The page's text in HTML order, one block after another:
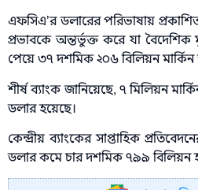
এফসিএ’র ডলারের পরিভাষায়
প্রভাবকে অন্তর্ভুক্ত করে যা বৈদেশিক
পেয়ে ৩৭ দশমিক ২০৬ বিলিয়ন মার্কিন
শীর্ষ ব্যাংক জানিয়েছে, ৭ মিলিয়ন
ডলার হয়েছে।
কেন্দ্রীয় ব্যাংকের সাপ্তাহিক
ডলার কমে চার দশমিক ৭৯৯ বিলিয়ন